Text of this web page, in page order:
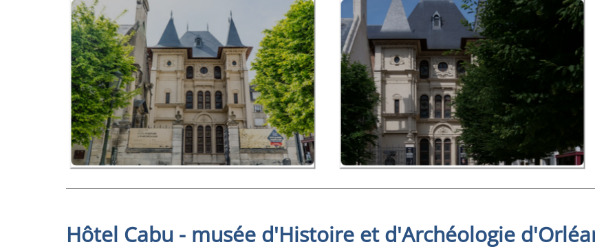
Hôtel Cabu - musée d'Histoire et d'Archéologie